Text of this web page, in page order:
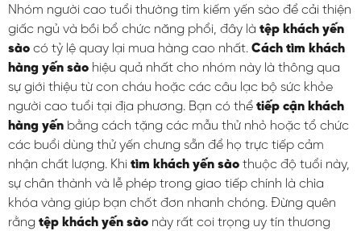
Nhóm người cao tuổi thường tìm kiếm yến sào để cải thiện
giấc ngủ và bồi bổ chức năng phổi, đây là tệp khách yến
sào có tỷ lệ quay lại mua hàng cao nhất. Cách tìm khách
hàng yến sào hiệu quả nhất cho nhóm này là thông qua
sự giới thiệu từ con cháu hoặc các câu lạc bộ sức khỏe
người cao tuổi tại địa phương. Bạn có thể tiếp cận khách
hàng yến bằng cách tặng các mẫu thử nhỏ hoặc tổ chức
các buổi dùng thử yến chưng sẵn để họ trực tiếp cảm
nhận chất lượng. Khi tìm khách yến sào thuộc độ tuổi này,
sự chân thành và lễ phép trong giao tiếp chính là chìa
khóa vàng giúp bạn chốt đơn nhanh chóng. Đừng quên
rằng tệp khách yến sào này rất coi trọng uy tín thương